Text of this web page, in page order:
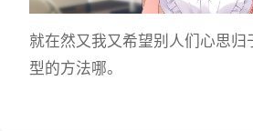
就在然又我又希望别人们心思归
型的方法哪。